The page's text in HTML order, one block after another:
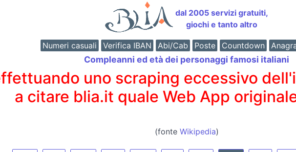
dal 2005 servizi gratuiti,
giochi e tanto altro
Numeri casuali Verifica IBAN Abi/Cab Poste Countdown
Compleanni ed età dei personaggi famosi italiani
uno scraping eccessivo
a citare blia.it quale Web App
(fonte Wikipedia)